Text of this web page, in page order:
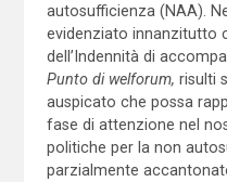
autosufficienza (NAA).
evidenziato innanzitutto
dell’Indennità di
Punto di welforum, risulti
auspicato che possa
fase di attenzione nel
politiche per la non
parzialmente